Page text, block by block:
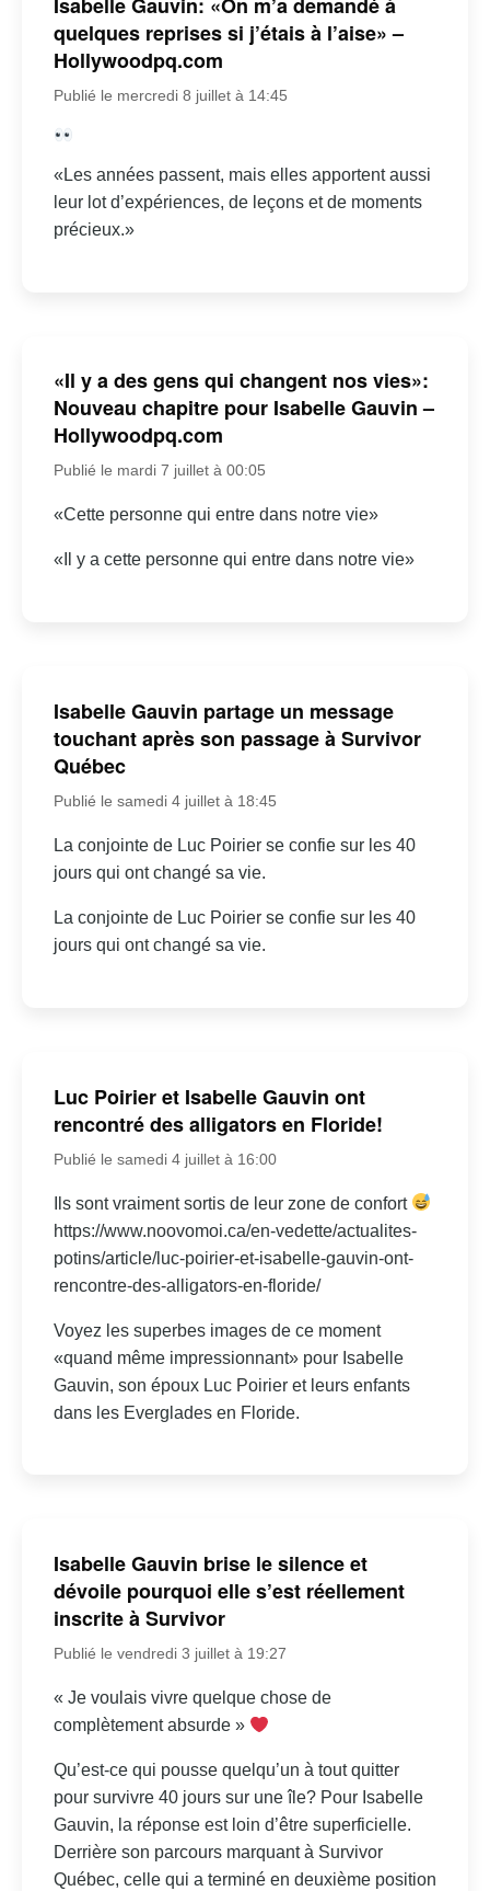
quelques reprises si j’étais à l’aise» –
Hollywoodpq.com
Publié le mercredi 8 juillet à 14:45
«Les années passent, mais elles apportent aussi
leur lot d’expériences, de leçons et de moments
précieux.»
«Il y a des gens qui changent nos vies»:
Nouveau chapitre pour Isabelle Gauvin –
Hollywoodpq.com
Publié le mardi 7 juillet à 00:05
«Cette personne qui entre dans notre vie»
«Il y a cette personne qui entre dans notre vie»
Isabelle Gauvin partage un message
touchant après son passage à Survivor
Québec
Publié le samedi 4 juillet à 18:45
La conjointe de Luc Poirier se confie sur les 40
jours qui ont changé sa vie.
La conjointe de Luc Poirier se confie sur les 40
jours qui ont changé sa vie.
Luc Poirier et Isabelle Gauvin ont
rencontré des alligators en Floride!
Publié le samedi 4 juillet à 16:00
Ils sont vraiment sortis de leur zone de confort
https://www.noovomoi.ca/en-vedette/actualites-
potins/article/luc-poirier-et-isabelle-gauvin-ont-
rencontre-des-alligators-en-floride/
Voyez les superbes images de ce moment
«quand même impressionnant» pour Isabelle
Gauvin, son époux Luc Poirier et leurs enfants
dans les Everglades en Floride.
Isabelle Gauvin brise le silence et
dévoile pourquoi elle s’est réellement
inscrite à Survivor
Publié le vendredi 3 juillet à 19:27
« Je voulais vivre quelque chose de
complètement absurde »
Qu’est-ce qui pousse quelqu’un à tout quitter
pour survivre 40 jours sur une île? Pour Isabelle
Gauvin, la réponse est loin d’être superficielle.
Derrière son parcours marquant à Survivor
Québec, celle qui a terminé en deuxième position